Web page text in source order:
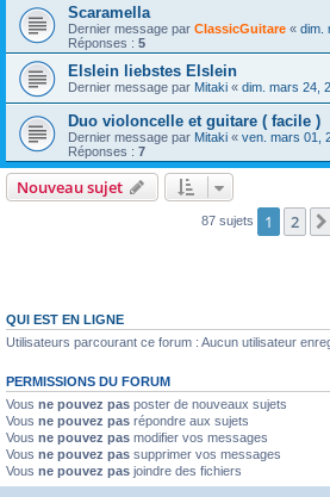
Scaramella
Dernier message par ClassicGuitare « dim.
Réponses : 5
Elslein liebstes Elslein
Dernier message par Mitaki « dim. mars 24,
Duo violoncelle et guitare ( facile )
Dernier message par Mitaki « ven. mars 01,
Réponses : 7
Nouveau sujet
87 sujets 1 2
QUI EST EN LIGNE
Utilisateurs parcourant ce forum : Aucun utilisateur
PERMISSIONS DU FORUM
Vous ne pouvez pas poster de nouveaux sujets
Vous ne pouvez pas répondre aux sujets
Vous ne pouvez pas modifier vos messages
Vous ne pouvez pas supprimer vos messages
Vous ne pouvez pas joindre des fichiers